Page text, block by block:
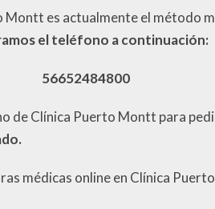
Montt es actualmente el método
el teléfono a continuación:
56652484800
de Clínica Puerto Montt para
médicas online en Clínica